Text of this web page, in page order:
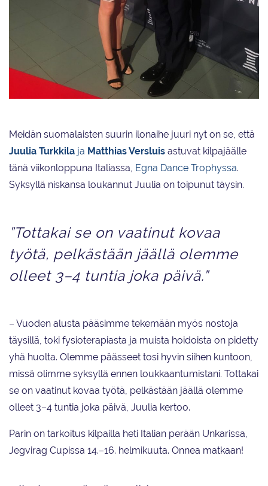
Meidän suomalaisten suurin ilonaihe juuri nyt on se, että
Juulia Turkkila ja Matthias Versluis astuvat kilpajäälle
tänä viikonloppuna Italiassa, Egna Dance Trophyssa.
Syksyllä niskansa loukannut Juulia on toipunut täysin.
”Tottakai se on vaatinut kovaa
työtä, pelkästään jäällä olemme
olleet 3–4 tuntia joka päivä.”
– Vuoden alusta pääsimme tekemään myös nostoja
täysillä, toki fysioterapiasta ja muista hoidoista on pidetty
yhä huolta. Olemme päässeet tosi hyvin siihen kuntoon,
missä olimme syksyllä ennen loukkaantumistani. Tottakai
se on vaatinut kovaa työtä, pelkästään jäällä olemme
olleet 3–4 tuntia joka päivä, Juulia kertoo.
Parin on tarkoitus kilpailla heti Italian perään Unkarissa,
Jegvirag Cupissa 14.–16. helmikuuta. Onnea matkaan!